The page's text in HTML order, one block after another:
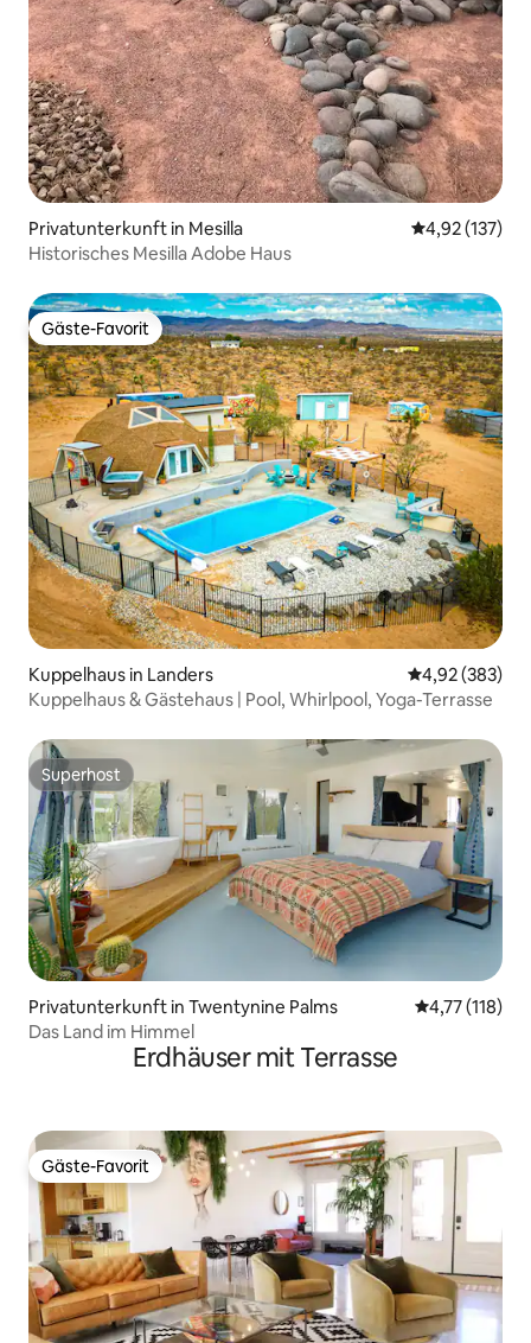
Privatunterkunft in Mesilla
4,92 (137)
Historisches Mesilla Adobe Haus
Gäste-Favorit
Gäste-Favorit
Kuppelhaus in Landers
4,92 (383)
Kuppelhaus & Gästehaus | Pool, Whirlpool, Yoga-Terrasse
Superhost
Superhost
Privatunterkunft in Twentynine Palms
4,77 (118)
Das Land im Himmel
Erdhäuser mit Terrasse
Gäste-Favorit
Gäste-Favorit